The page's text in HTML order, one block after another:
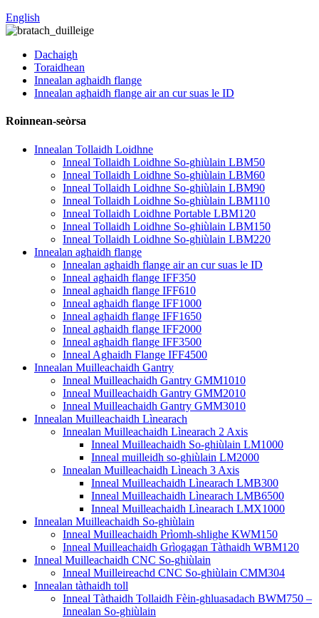
English
Dachaigh
Toraidhean
Innealan aghaidh flange
Innealan aghaidh flange air an cur suas le ID
Roinnean-seòrsa
Innealan Tollaidh Loidhne
Inneal Tollaidh Loidhne So-ghiùlain LBM50
Inneal Tollaidh Loidhne So-ghiùlain LBM60
Inneal Tollaidh Loidhne So-ghiùlain LBM90
Inneal Tollaidh Loidhne So-ghiùlain LBM110
Inneal Tollaidh Loidhne Portable LBM120
Inneal Tollaidh Loidhne So-ghiùlain LBM150
Inneal Tollaidh Loidhne So-ghiùlain LBM220
Innealan aghaidh flange
Innealan aghaidh flange air an cur suas le ID
Inneal aghaidh flange IFF350
Inneal aghaidh flange IFF610
Inneal aghaidh flange IFF1000
Inneal aghaidh flange IFF1650
Inneal aghaidh flange IFF2000
Inneal aghaidh flange IFF3500
Inneal Aghaidh Flange IFF4500
Innealan Muilleachaidh Gantry
Inneal Muilleachaidh Gantry GMM1010
Inneal Muilleachaidh Gantry GMM2010
Inneal Muilleachaidh Gantry GMM3010
Innealan Muilleachaidh Lìnearach
Innealan Muilleachaidh Lìnearach 2 Axis
Inneal Muilleachaidh So-ghiùlain LM1000
Inneal muilleidh so-ghiùlain LM2000
Innealan Muilleachaidh Lìneach 3 Axis
Inneal Muilleachaidh Lìnearach LMB300
Inneal Muilleachaidh Lìnearach LMB6500
Inneal Muilleachaidh Lìnearach LMX1000
Innealan Muilleachaidh So-ghiùlain
Inneal Muilleachaidh Prìomh-shlighe KWM150
Inneal Muilleachaidh Grìogagan Tàthaidh WBM120
Inneal Muilleachaidh CNC So-ghiùlain
Inneal Muilleireachd CNC So-ghiùlain CMM304
Innealan tàthaidh toll
Inneal Tàthaidh Tollaidh Fèin-ghluasadach BWM750 –
Innealan So-ghiùlain